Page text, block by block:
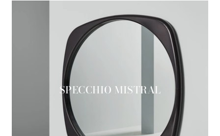
SPECCHIO MISTRAL